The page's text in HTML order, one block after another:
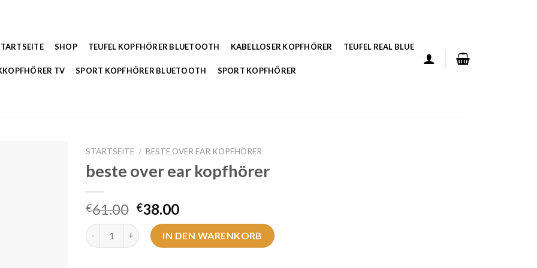
SHOP TEUFEL KOPFHÖRER BLUETOOTH KABELLOSER KOPFHÖRER TEUFEL REAL BLUE
TV SPORT KOPFHÖRER BLUETOOTH SPORT KOPFHÖRER
STARTSEITE / BESTE OVER EAR KOPFHÖRER
beste over ear kopfhörer
€61.00 €38.00
beste over ear kopfhörer MengeIN DEN WARENKORB